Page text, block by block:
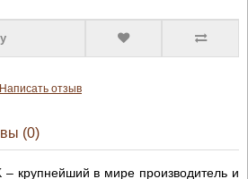
Написать отзыв
(0)
– крупнейший в мире производитель и